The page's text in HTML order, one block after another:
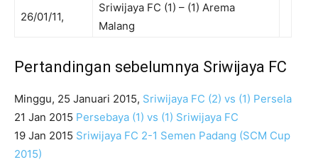
26/01/11,
Sriwijaya FC (1) – (1) Arema
Malang
Pertandingan sebelumnya Sriwijaya FC
Minggu, 25 Januari 2015, Sriwijaya FC (2) vs (1) Persela
21 Jan 2015 Persebaya (1) vs (1) Sriwijaya FC
19 Jan 2015 Sriwijaya FC 2-1 Semen Padang (SCM Cup
2015)